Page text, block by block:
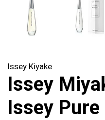
Issey Kiyake
Issey
Issey Pure